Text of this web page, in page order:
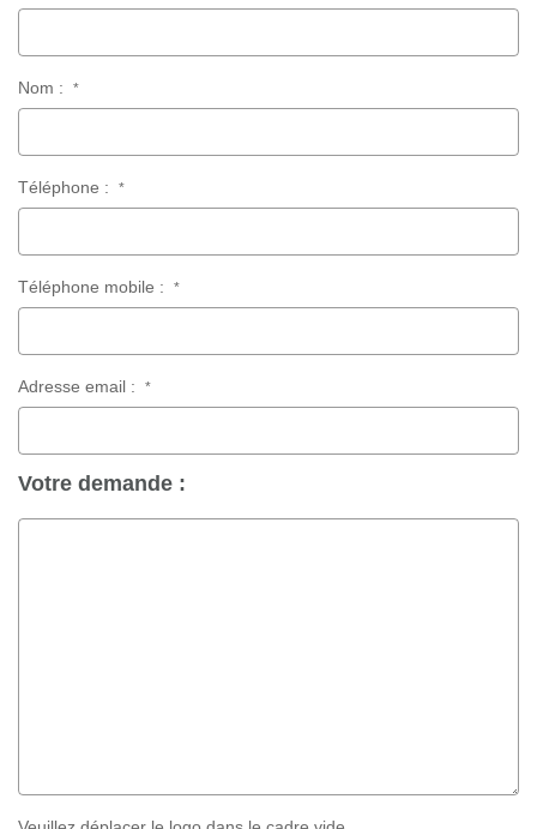
Nom : *
Téléphone : *
Téléphone mobile : *
Adresse email : *
Votre demande :